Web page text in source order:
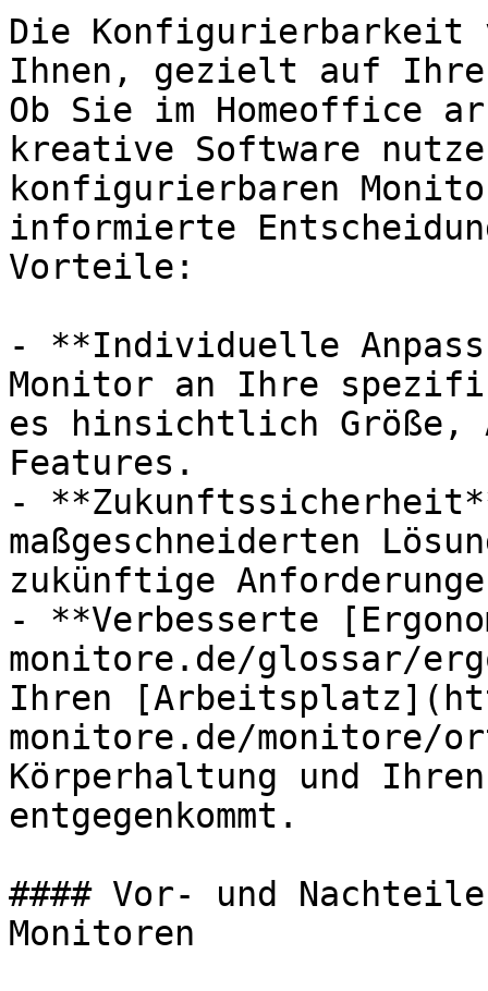
Die Konfigurierbarkeit
Ihnen, gezielt auf Ihre
Ob Sie im Homeoffice
kreative Software
konfigurierbaren
informierte
Vorteile:
- **Individuelle
Monitor an Ihre
es hinsichtlich Größe,
Features.
-
maßgeschneiderten
zukünftige
- **Verbesserte
monitore.de/glossar/
Ihren
monitore.de/monitore/
Körperhaltung und
entgegenkommt.
#### Vor- und
Monitoren